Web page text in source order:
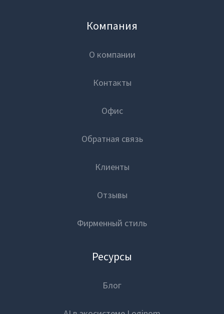
Компания
О компании
Контакты
Офис
Обратная связь
Клиенты
Отзывы
Фирменный стиль
Ресурсы
Блог